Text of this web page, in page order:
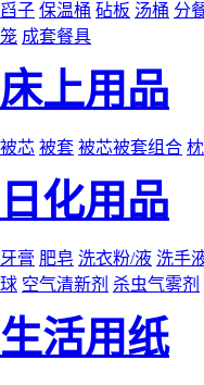
舀子 保温桶 砧板 汤桶 分
笼 成套餐具
床上用品
被芯 被套 被芯被套组合
日化用品
牙膏 肥皂 洗衣粉/液 洗手
球 空气清新剂 杀虫气雾剂
生活用纸